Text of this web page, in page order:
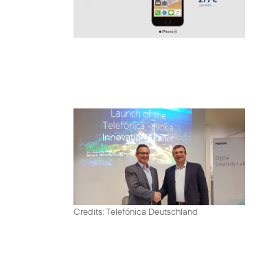
Credits: Telefónica Deutschland